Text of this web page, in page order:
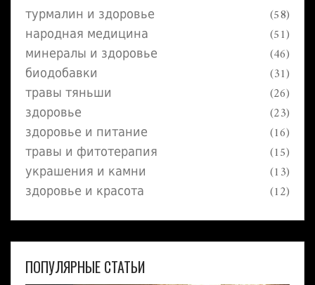
советы на своем личном опыте. После
прочтения вы точно будете знать, что делать
с браслетом во время мытья и купания.
турмалин и здоровье (58)
народная медицина (51)
минералы и здоровье (46)
биодобавки (31)
травы тяньши (26)
здоровье (23)
здоровье и питание (16)
травы и фитотерапия (15)
украшения и камни (13)
здоровье и красота (12)
ПОПУЛЯРНЫЕ СТАТЬИ